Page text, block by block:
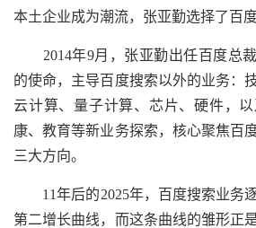
本土企业成为潮流，张亚勤选择了百度
2014年9月，张亚勤出任百度总裁
的使命，主导百度搜索以外的业务：
云计算、量子计算、芯片、硬件，
康、教育等新业务探索，核心聚焦百
三大方向。
11年后的2025年，百度搜索业务
第二增长曲线，而这条曲线的雏形正